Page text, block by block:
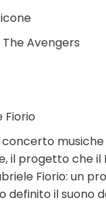
Avengers
Fiorio
il progetto che
Fiorio: un
definito il suono